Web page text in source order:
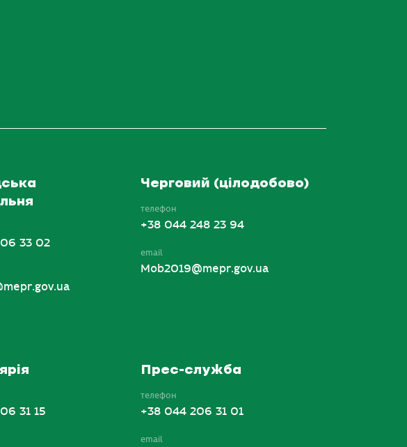
33 02
31 15
Черговий (цілодобово)
телефон
+38 044 248 23 94
email
Mob2019@mepr.gov.ua
Прес-служба
телефон
+38 044 206 31 01
email